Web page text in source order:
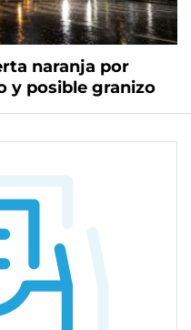
naranja por
y posible granizo